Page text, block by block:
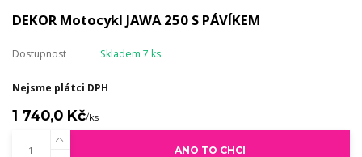
DEKOR Motocykl JAWA 250 S PÁVÍKEM
Dostupnost Skladem 7 ks
Nejsme plátci DPH
1 740,0 Kč/ks
ANO TO CHCI